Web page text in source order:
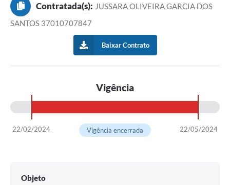
Contratada(s): JUSSARA OLIVEIRA GARCIA DOS
SANTOS 37010707847
Baixar Contrato
Vigência
22/02/2024 22/05/2024
Vigência encerrada
Objeto